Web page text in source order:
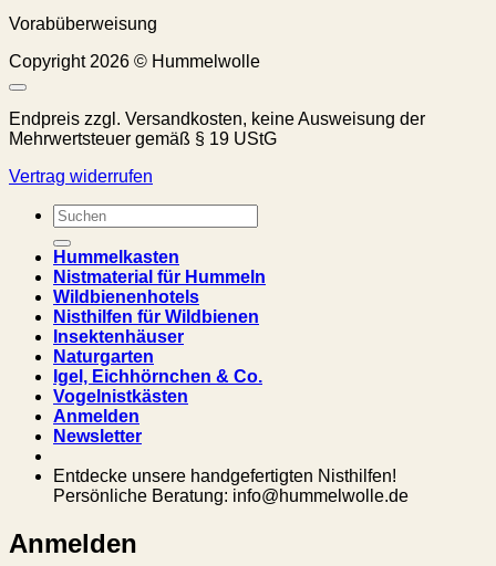
Vorabüberweisung
Copyright 2026 © Hummelwolle
Endpreis zzgl. Versandkosten, keine Ausweisung der
Mehrwertsteuer gemäß § 19 UStG
Vertrag widerrufen
Suchen
nach:
Hummelkasten
Nistmaterial für Hummeln
Wildbienenhotels
Nisthilfen für Wildbienen
Insektenhäuser
Naturgarten
Igel, Eichhörnchen & Co.
Vogelnistkästen
Anmelden
Newsletter
Entdecke unsere handgefertigten Nisthilfen!
Persönliche Beratung: info@hummelwolle.de
Anmelden